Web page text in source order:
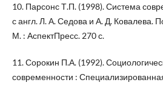
10. Парсонс Т.П. (1998). Система
с англ. Л. А. Седова и А. Д. Ковалева.
М. : АспектПресс. 270 с.
11. Сорокин П.А. (1992).
современности :